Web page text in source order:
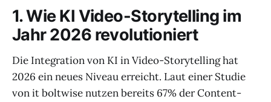
1. Wie KI Video-Storytelling im
Jahr 2026 revolutioniert
Die Integration von KI in Video-Storytelling hat
2026 ein neues Niveau erreicht. Laut einer Studie
von it boltwise nutzen bereits 67% der Content-